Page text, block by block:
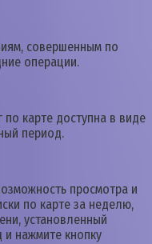
совершенным по
операции.
по карте доступна в виде
период.
просмотра и
по карте за неделю,
установленный
и нажмите кнопку